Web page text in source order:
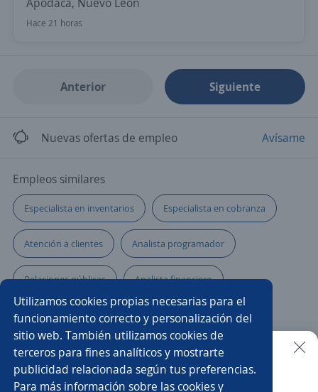
Utilizamos cookies propias necesarias para el
funcionamiento correcto y personalización del
sitio web. También utilizamos cookies de
terceros para fines analíticos y mostrarte
publicidad relacionada según tus preferencias.
Para más información sobre las cookies y
Hace 21 horas
Anterior Siguiente
Nuevas ofertas de empleo Avísame
Empleos similares
Especialista en inventarios Especialista en cobranza
Atención a clientes Analista programador
Relaciones públicas Analista financiero
Analista de marketing Asesor/a educativo
Analista impuestos Auxiliar administrativo/a
Analista fiscal Asesor de servicio Auxiliar contable
Buscar es más fácil en la app